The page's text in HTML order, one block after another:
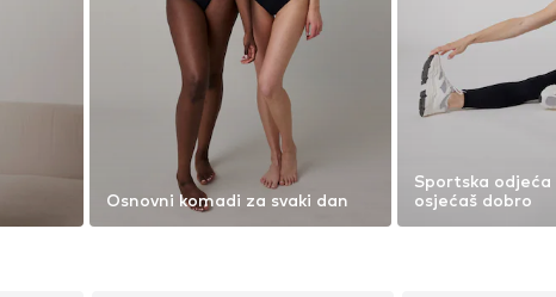
Osnovni komadi za svaki dan
Sportska odjeća
osjećaš dobro